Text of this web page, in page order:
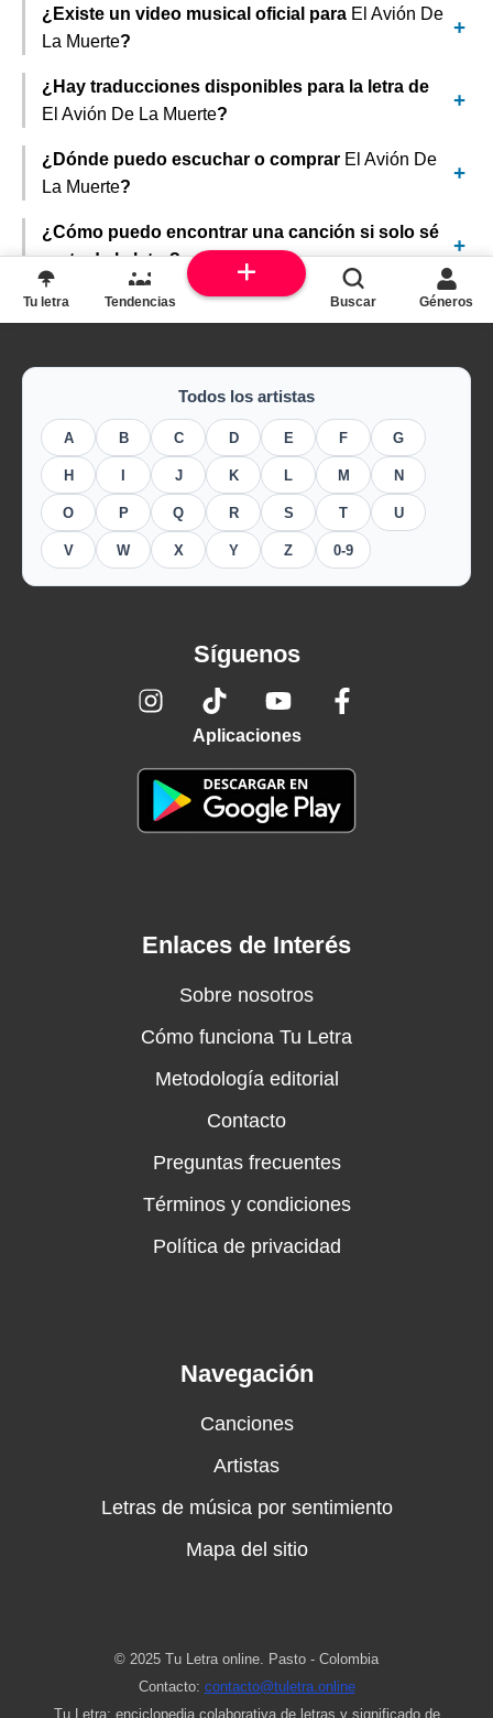
¿Existe un video musical oficial para El Avión De
La Muerte?
¿Hay traducciones disponibles para la letra de
El Avión De La Muerte?
¿Dónde puedo escuchar o comprar El Avión De
La Muerte?
¿Cómo puedo encontrar una canción si solo sé
parte de la letra?
Todos los artistas
A B C D E F G
H J K L M N
O P Q R S T U
V W X Y Z 0-9
Síguenos
Aplicaciones
Enlaces de Interés
Sobre nosotros
Cómo funciona Tu Letra
Metodología editorial
Contacto
Preguntas frecuentes
Términos y condiciones
Política de privacidad
Navegación
Canciones
Artistas
Letras de música por sentimiento
Mapa del sitio
© 2025 Tu Letra online. Pasto - Colombia
Contacto: contacto@tuletra.online
Tu Letra: enciclopedia colaborativa de letras y significado de
Tu letra Tendencias Buscar Géneros